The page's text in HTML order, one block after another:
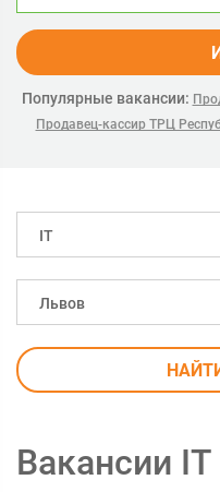
Популярные вакансии:
Продавец-кассир ТРЦ
IT
Львов
Вакансии